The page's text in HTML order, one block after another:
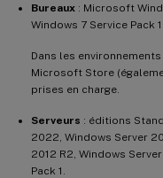
Bureaux : Microsoft
Windows 7 Service Pack 1.
Dans les
Microsoft Store
prises en charge.
Serveurs : éditions
2022, Windows Server
2012 R2, Windows
Pack 1.